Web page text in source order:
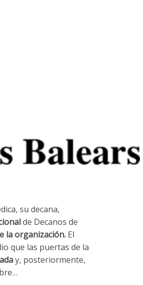
su decana,
de Decanos de
la organización. El
que las puertas de la
y, posteriormente,